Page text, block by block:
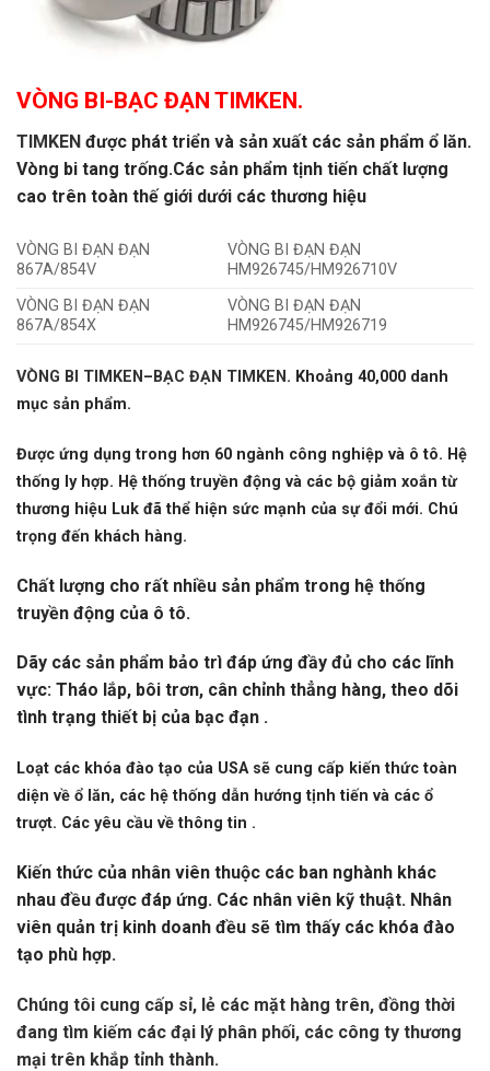
VÒNG BI-BẠC ĐẠN TIMKEN.
TIMKEN được phát triển và sản xuất các sản phẩm ổ lăn.
Vòng bi tang trống.Các sản phẩm tịnh tiến chất lượng
cao trên toàn thế giới dưới các thương hiệu
VÒNG BI ĐẠN ĐẠN
867A/854V
VÒNG BI ĐẠN ĐẠN
HM926745/HM926710V
VÒNG BI ĐẠN ĐẠN
867A/854X
VÒNG BI ĐẠN ĐẠN
HM926745/HM926719
VÒNG BI TIMKEN – BẠC ĐẠN TIMKEN . Khoảng 40,000 danh
mục sản phẩm.
Được ứng dụng trong hơn 60 ngành công nghiệp và ô tô. Hệ
thống ly hợp. Hệ thống truyền động và các bộ giảm xoắn từ
thương hiệu Luk đã thể hiện sức mạnh của sự đổi mới. Chú
trọng đến khách hàng.
Chất lượng cho rất nhiều sản phẩm trong hệ thống
truyền động của ô tô.
Dãy các sản phẩm bảo trì đáp ứng đầy đủ cho các lĩnh
vực: Tháo lắp, bôi trơn, cân chỉnh thẳng hàng, theo dõi
tình trạng thiết bị của bạc đạn .
Loạt các khóa đào tạo của USA sẽ cung cấp kiến thức toàn
diện về ổ lăn, các hệ thống dẫn hướng tịnh tiến và các ổ
trượt. Các yêu cầu về thông tin .
Kiến thức của nhân viên thuộc các ban nghành khác
nhau đều được đáp ứng. Các nhân viên kỹ thuật. Nhân
viên quản trị kinh doanh đều sẽ tìm thấy các khóa đào
tạo phù hợp.
Chúng tôi cung cấp sỉ, lẻ các mặt hàng trên, đồng thời
đang tìm kiếm các đại lý phân phối, các công ty thương
mại trên khắp tỉnh thành.